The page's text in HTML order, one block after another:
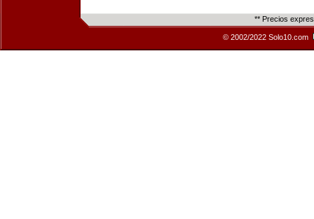
** Precios
© 2002/2022 Solo10.com